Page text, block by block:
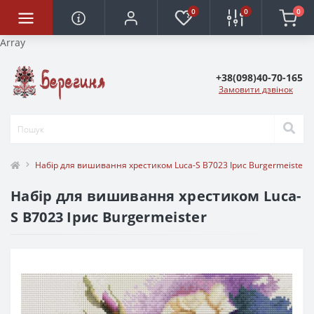
Array
0 0 0
+38(098)40-70-165
Замовити дзвінок
Набір для вишивання хрестиком Luca-S B7023 Ірис Burgermeister
Набір для вишивання хрестиком Luca-
S B7023 Ірис Burgermeister